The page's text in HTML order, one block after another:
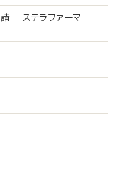
請 ステラファーマ